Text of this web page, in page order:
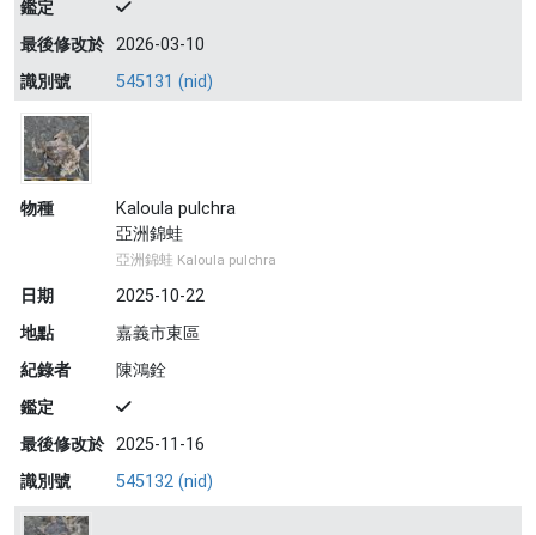
鑑定
最後修改於 2026-03-10
識別號
545131 (nid)
物種
Kaloula pulchra
亞洲錦蛙
亞洲錦蛙 Kaloula pulchra
日期
2025-10-22
地點
嘉義市東區
紀錄者
陳鴻銓
鑑定
最後修改於 2025-11-16
識別號
545132 (nid)